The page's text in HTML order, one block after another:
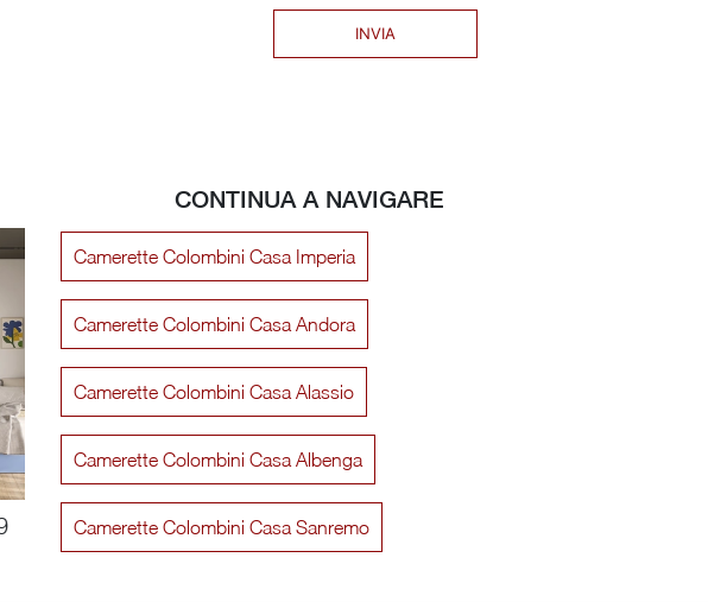
INVIA
Volo Kid C036
CONTINUA A NAVIGARE
Camerette Colombini Casa Imperia
Camerette Colombini Casa Andora
Camerette Colombini Casa Alassio
Camerette Colombini Casa Albenga
Camerette Colombini Casa Sanremo